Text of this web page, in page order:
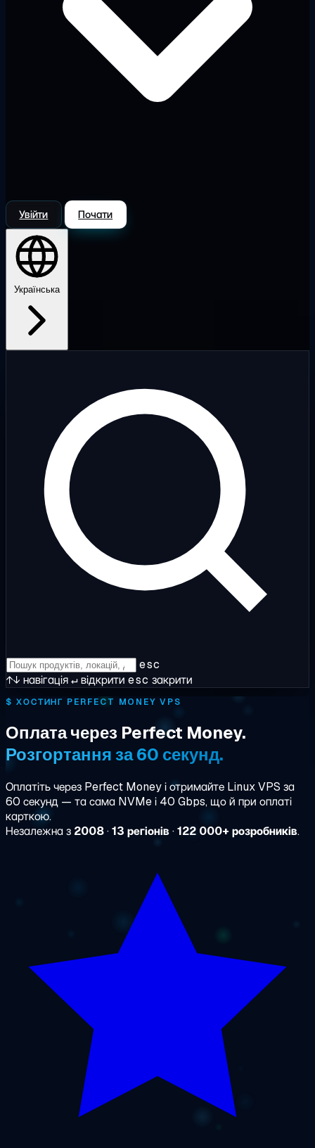
Увійти Почати
Українська
esc
↑↓ навігація↵відкрити esc закрити
$ ХОСТИНГ PERFECT MONEY VPS
Оплата через Perfect Money.
Розгортання за 60 секунд.
Оплатіть через Perfect Money і отримайте Linux VPS за
60 секунд — та сама NVMe і 40 Gbps, що й при оплаті
карткою.
Незалежна з 2008·13 регіонів·122 000+ розробників.